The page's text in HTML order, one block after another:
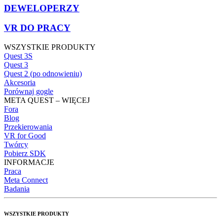
DEWELOPERZY
VR DO PRACY
WSZYSTKIE PRODUKTY
Quest 3S
Quest 3
Quest 2 (po odnowieniu)
Akcesoria
Porównaj gogle
META QUEST – WIĘCEJ
Fora
Blog
Przekierowania
VR for Good
Twórcy
Pobierz SDK
INFORMACJE
Praca
Meta Connect
Badania
WSZYSTKIE PRODUKTY